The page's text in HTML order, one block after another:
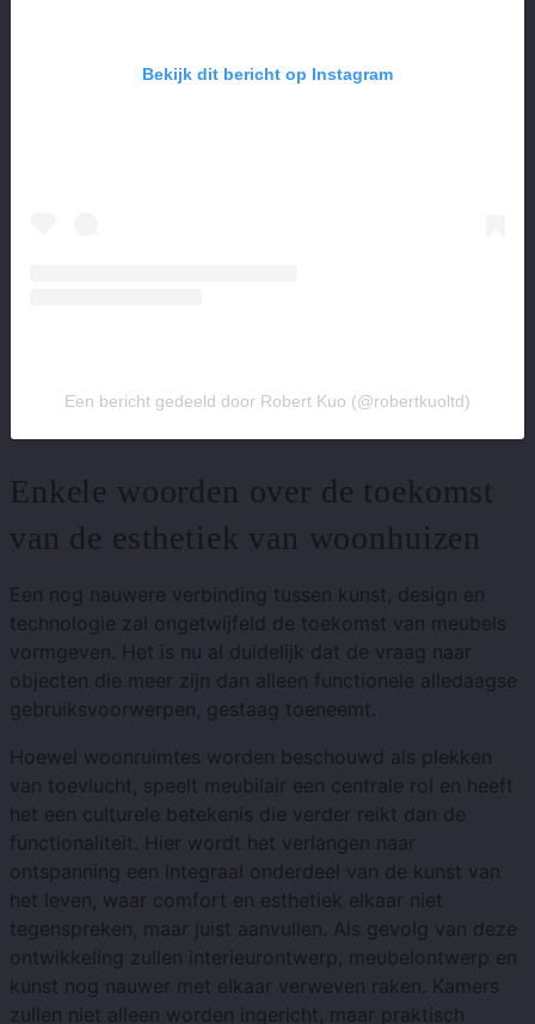
Bekijk dit bericht op Instagram
Een bericht gedeeld door Robert Kuo (@robertkuoltd)
Enkele woorden over de toekomst
van de esthetiek van woonhuizen
Een nog nauwere verbinding tussen kunst, design en
technologie zal ongetwijfeld de toekomst van meubels
vormgeven. Het is nu al duidelijk dat de vraag naar
objecten die meer zijn dan alleen functionele alledaagse
gebruiksvoorwerpen, gestaag toeneemt.
Hoewel woonruimtes worden beschouwd als plekken
van toevlucht, speelt meubilair een centrale rol en heeft
het een culturele betekenis die verder reikt dan de
functionaliteit. Hier wordt het verlangen naar
ontspanning een integraal onderdeel van de kunst van
het leven, waar comfort en esthetiek elkaar niet
tegenspreken, maar juist aanvullen. Als gevolg van deze
ontwikkeling zullen interieurontwerp, meubelontwerp en
kunst nog nauwer met elkaar verweven raken. Kamers
zullen niet alleen worden ingericht, maar praktisch